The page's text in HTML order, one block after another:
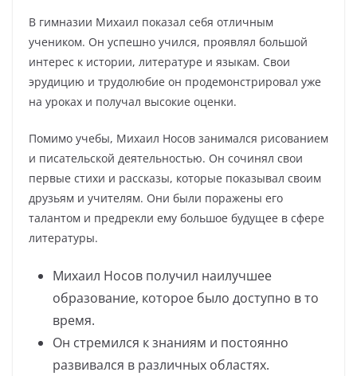
В гимназии Михаил показал себя отличным
учеником. Он успешно учился, проявлял большой
интерес к истории, литературе и языкам. Свои
эрудицию и трудолюбие он продемонстрировал уже
на уроках и получал высокие оценки.
Помимо учебы, Михаил Носов занимался рисованием
и писательской деятельностью. Он сочинял свои
первые стихи и рассказы, которые показывал своим
друзьям и учителям. Они были поражены его
талантом и предрекли ему большое будущее в сфере
литературы.
Михаил Носов получил наилучшее
образование, которое было доступно в то
время.
Он стремился к знаниям и постоянно
развивался в различных областях.